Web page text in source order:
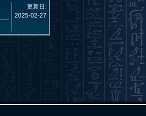
更新日:
2025-02-27